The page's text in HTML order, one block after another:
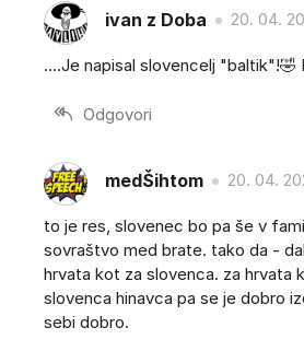
ivan z Doba 20. 04.
....Je napisal slovencelj "baltik"!🤣
Odgovori
medŠihtom 20. 04.
to je res, slovenec bo pa še v
sovraštvo med brate. tako da -
hrvata kot za slovenca. za hrvata
slovenca hinavca pa se je dobro
sebi dobro.